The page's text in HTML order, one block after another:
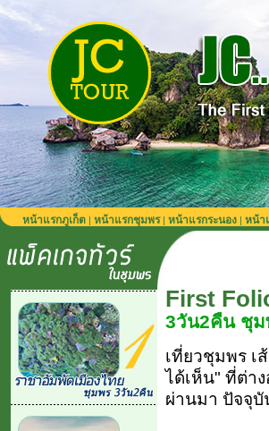
หน้าแรกภูเก็ต | หน้าแรกชุมพร| หน้าแรกระนอง | หน้า
First
3วัน2คืน ชุม
เที่ยวชุมพร เ
ได้เห็น" ที่ต่า
ผ่านมา ปัจจุบั